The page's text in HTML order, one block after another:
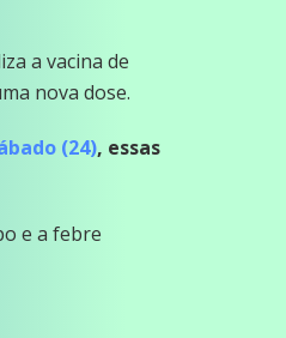
a vacina de
nova dose.
(24), essas
e a febre